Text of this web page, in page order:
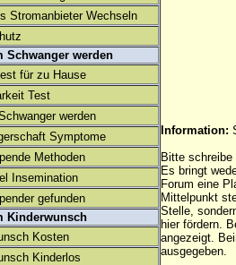
Stromanbieter Wechseln
Schwanger werden
für zu Hause
Test
werden
Symptome
Methoden
Insemination
gefunden
Kinderwunsch
Kosten
Kinderlos
Information:
Bitte
Es bringt
Forum eine
Mittelpunkt
Stelle,
hier fördern.
angezeigt.
ausgegeben.